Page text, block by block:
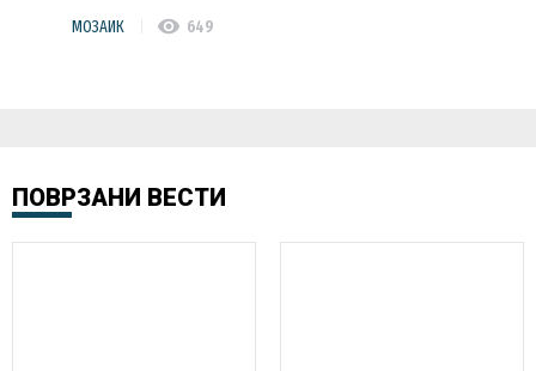
МОЗАИК visibility 649
ПОВРЗАНИ ВЕСТИ